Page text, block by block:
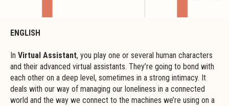
ENGLISH
In Virtual Assistant, you play one or several human characters
and their advanced virtual assistants. They’re going to bond with
each other on a deep level, sometimes in a strong intimacy. It
deals with our way of managing our loneliness in a connected
world and the way we connect to the machines we’re using on a